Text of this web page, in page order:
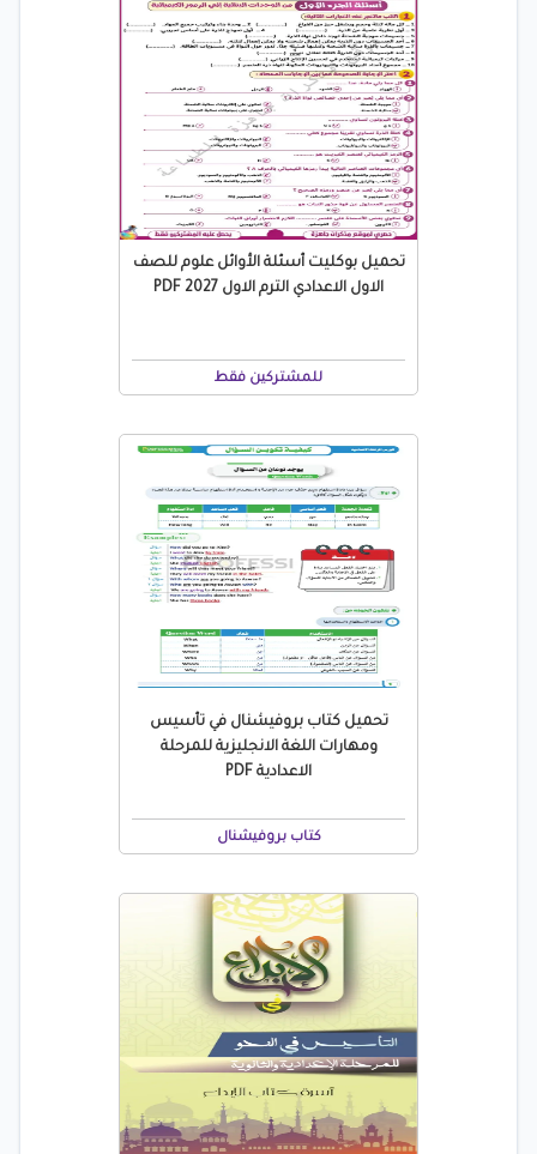
تحميل بوكليت أسئلة الأوائل علوم للصف
الاول الاعدادي الترم الاول 2027 PDF
للمشتركين فقط
تحميل كتاب بروفيشنال في تأسيس
ومهارات اللغة الانجليزية للمرحلة
الاعدادية PDF
كتاب بروفيشنال